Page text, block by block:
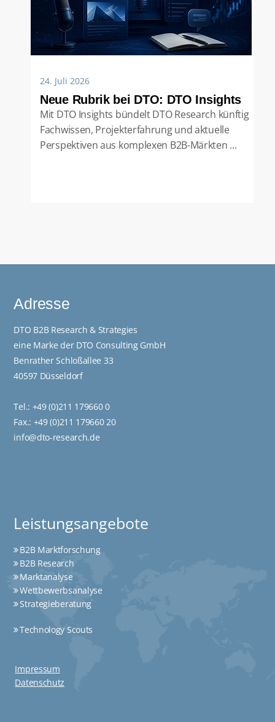
Neue Rubrik bei DTO: DTO Insights
Mit DTO Insights bündelt DTO Research künftig
Fachwissen, Projekterfahrung und aktuelle
Perspektiven aus komplexen B2B-Märkten ...
24. Juli 2026
Wichtige Erkenntnisse aus der NRW
Delegationsreise
Unsere US-Managerin Sophia Dietsch nahm im
vergangenen Jahr an einer Delegationsreise nach
17. Februar 2025
Adresse
DTO B2B Research & Strategies
eine Marke der DTO Consulting GmbH
Benrather Schloßallee 33
40597 Düsseldorf
Tel.: +49 (0)211 179660 0
Fax.: +49 (0)211 179660 20
info@dto-research.de
Leistungsangebote
B2B Marktforschung
B2B Research
Marktanalyse
Wettbewerbsanalyse
Strategieberatung
Technology Scouts
Impressum
Datenschutz